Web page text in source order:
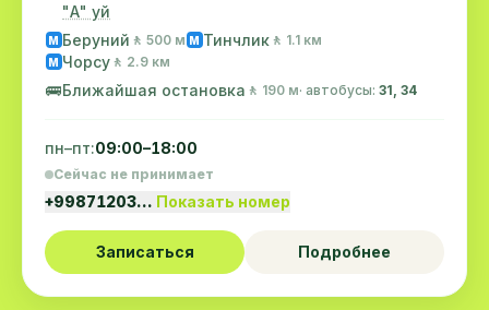
"А" уй
M Беруний 🚶 500 м M Тинчлик 🚶 1.1 км
M Чорсу 🚶 2.9 км
🚌Ближайшая остановка 🚶 190 м· автобусы: 31, 34
пн–пт:09:00–18:00
Сейчас не принимает
+99871203… Показать номер
Записаться Подробнее